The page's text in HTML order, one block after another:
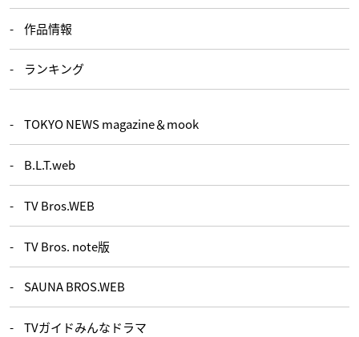
作品情報
ランキング
TOKYO NEWS magazine＆mook
B.L.T.web
TV Bros.WEB
TV Bros. note版
SAUNA BROS.WEB
TVガイドみんなドラマ